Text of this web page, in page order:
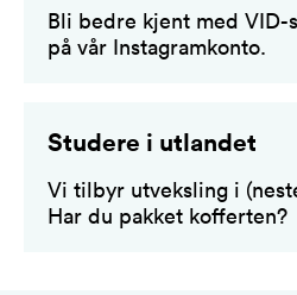
Bli bedre kjent med
på vår Instagramkonto.
Studere i utlandet
Vi tilbyr utveksling i
Har du pakket kofferten?